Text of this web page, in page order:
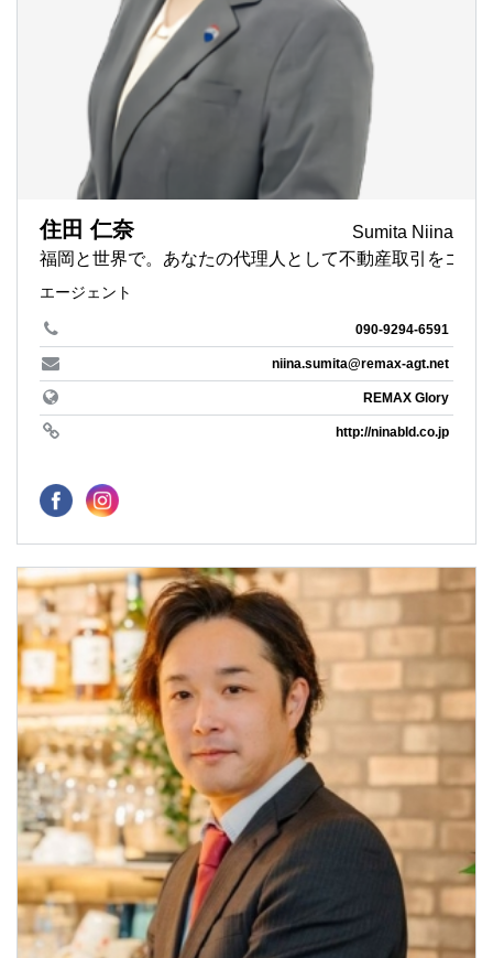
住田 仁奈
Sumita Niina
福岡と世界で。あなたの代理人として不動産取引をゴー
エージェント
090-9294-6591
niina.sumita@remax-agt.net
REMAX Glory
http://ninabld.co.jp